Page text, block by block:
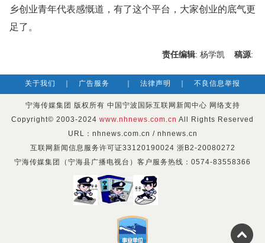
乡创业青年代表感慨道，有了这个平台，大家创业的底气更
足了。
责任编辑: 杨学凯 稿源:
关于我们 广告服务 法律声明 不良信息举报
宁海传媒集团 版权所有 中国宁波国际互联网新闻中心 网络支持
Copyright© 2003-2024 www.nhnews.com.cn All Rights Reserved
URL：nhnews.com.cn / nhnews.cn
互联网新闻信息服务许可证33120190024 浙B2-20080272
宁海传媒集团（宁海县广播电视台）客户服务热线：0574-83558366